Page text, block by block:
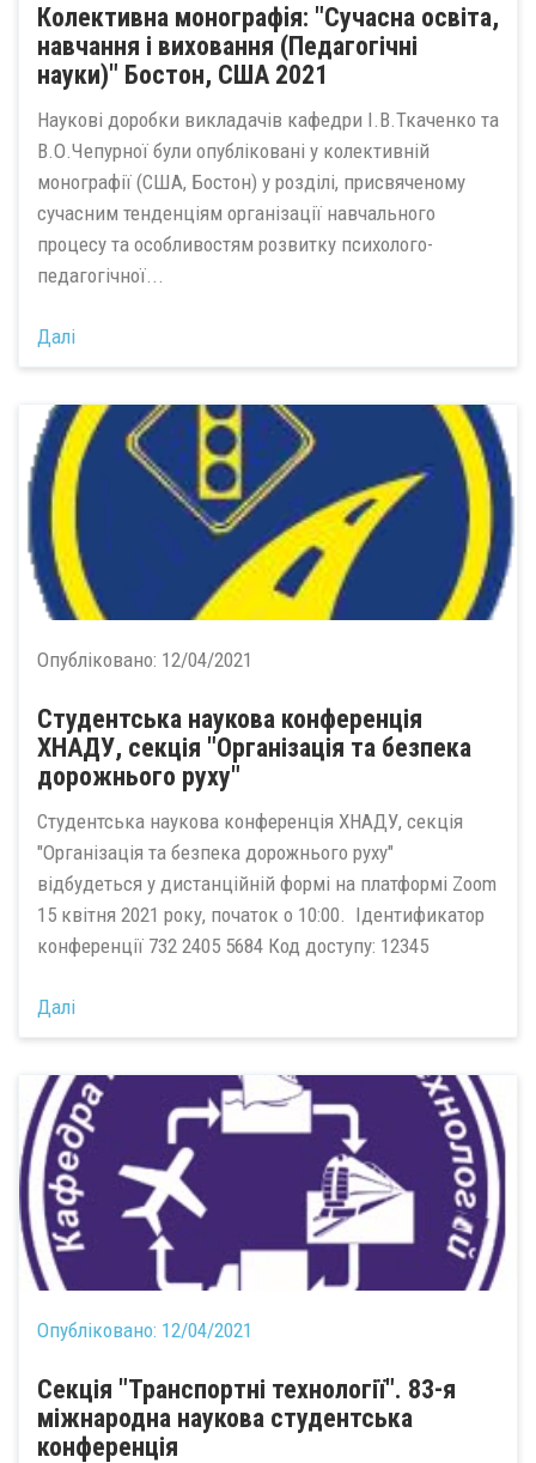
Колективна монографiя: "Сучасна освіта,
навчання і виховання (Педагогічні
науки)" Бостон, США 2021
Наукові доробки викладачів кафедри І.В.Ткаченко та
В.О.Чепурної були опубліковані у колективній
монографії (США, Бостон) у розділі, присвяченому
сучасним тенденціям організації навчального
процесу та особливостям розвитку психолого-
педагогічної...
Далі
Опубліковано: 12/04/2021
Студентська наукова конференція
ХНАДУ, секція "Організація та безпека
дорожнього руху"
Студентська наукова конференція ХНАДУ, секція
"Організація та безпека дорожнього руху"
відбудеться у дистанційній формі на платформі Zoom
15 квітня 2021 року, початок о 10:00. Ідентификатор
конференції 732 2405 5684 Код доступу: 12345
Далі
Опубліковано: 12/04/2021
Секція "Транспортні технології". 83-я
міжнародна наукова студентська
конференція